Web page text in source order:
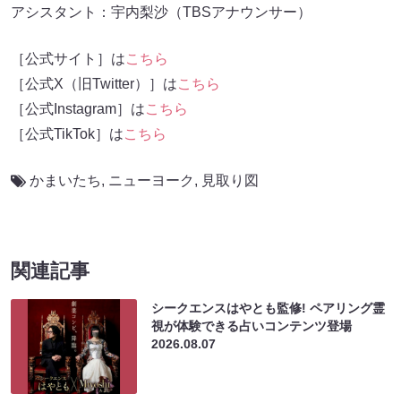
アシスタント：宇内梨沙（TBSアナウンサー）
［公式サイト］はこちら
［公式X（旧Twitter）］はこちら
［公式Instagram］はこちら
［公式TikTok］はこちら
かまいたち, ニューヨーク , 見取り図
関連記事
シークエンスはやとも監修! ペアリング霊
視が体験できる占いコンテンツ登場
2026.08.07